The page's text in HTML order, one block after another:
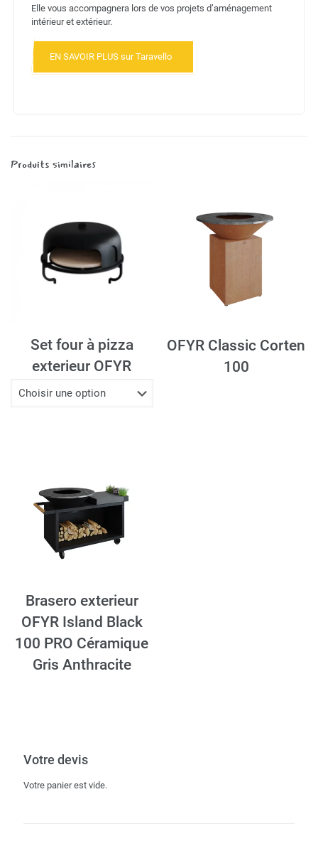
Elle vous accompagnera lors de vos projets d’aménagement
intérieur et extérieur.
EN SAVOIR PLUS sur Taravello
Produits similaires
Set four à pizza
exterieur OFYR
OFYR Classic Corten
100
Brasero exterieur
OFYR Island Black
100 PRO Céramique
Gris Anthracite
Votre devis
Votre panier est vide.